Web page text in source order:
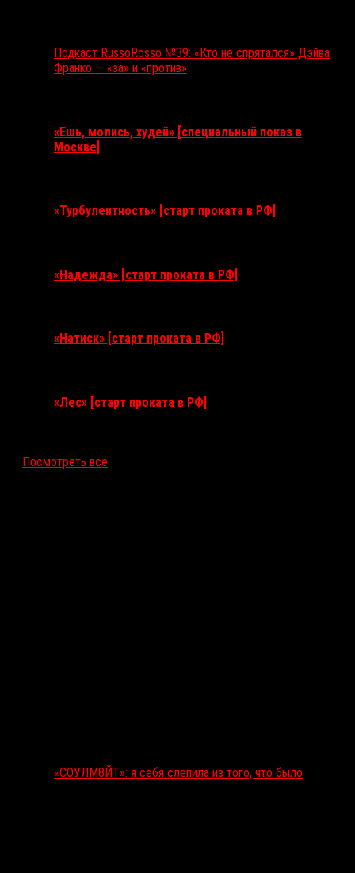
Подкаст RussoRosso №39: «Кто не спрятался» Дэйва
Франко — «за» и «против»
«Ешь, молись, худей» [специальный показ в
Москве]
«Турбулентность» [старт проката в РФ]
«Надежда» [старт проката в РФ]
«Натиск» [старт проката в РФ]
«Лес» [старт проката в РФ]
Посмотреть все
«СОУЛМ8ЙТ»: я себя слепила из того, что было